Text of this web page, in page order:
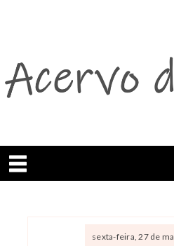
Abrir menu
sexta-feira, 27 de